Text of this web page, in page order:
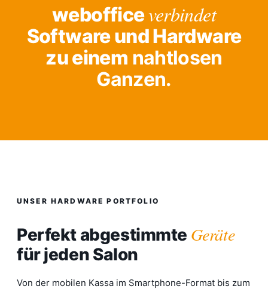
webofficeverbindet
Software und Hardware
zu einem nahtlosen
Ganzen.
UNSER HARDWARE PORTFOLIO
Perfekt abgestimmte Geräte
für jeden Salon
Von der mobilen Kassa im Smartphone-Format bis zum